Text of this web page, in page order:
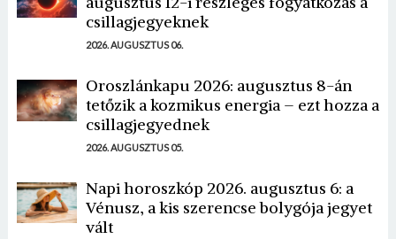
csillagjegyeknek
2026. AUGUSZTUS 06.
Oroszlánkapu 2026: augusztus 8-án
tetőzik a kozmikus energia – ezt hozza a
csillagjegyednek
2026. AUGUSZTUS 05.
Napi horoszkóp 2026. augusztus 6: a
Vénusz, a kis szerencse bolygója jegyet
vált